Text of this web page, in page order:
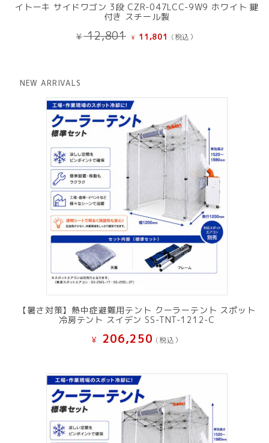
イトーキ サイドワゴン 3段 CZR-047LCC-9W9 ホワイト 鍵
付き スチール製
¥12,801 元
で
し
た。
¥ 11,801 現
で
す。
(税込）
NEW ARRIVALS
【暑さ対策】熱中症避難用テント クーラーテント スポット
冷房テント スイデン SS-TNT-1212-C
¥ 206,250 (税込）